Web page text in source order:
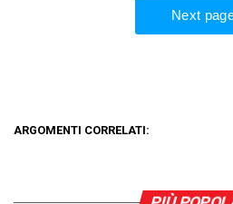
ARGOMENTI CORRELATI: